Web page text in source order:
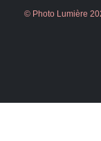
© Photo Lumière